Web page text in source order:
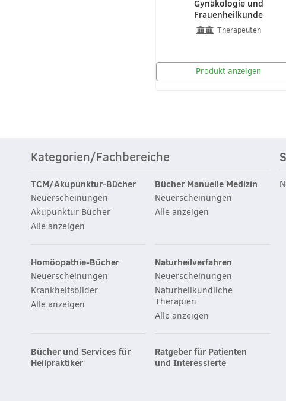
Gynäkologie und
Frauenheilkunde
Therapeuten
Produkt anzeigen
Kategorien/Fachbereiche
TCM/Akupunktur-Bücher
Neuerscheinungen
Akupunktur Bücher
Alle anzeigen
Bücher Manuelle Medizin
Neuerscheinungen
Alle anzeigen
Homöopathie-Bücher
Neuerscheinungen
Krankheitsbilder
Alle anzeigen
Naturheilverfahren
Neuerscheinungen
Naturheilkundliche
Therapien
Alle anzeigen
Bücher und Services für
Heilpraktiker
Ratgeber für Patienten
und Interessierte